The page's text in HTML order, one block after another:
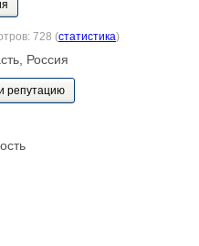
728 (статистика)
Россия
репутацию